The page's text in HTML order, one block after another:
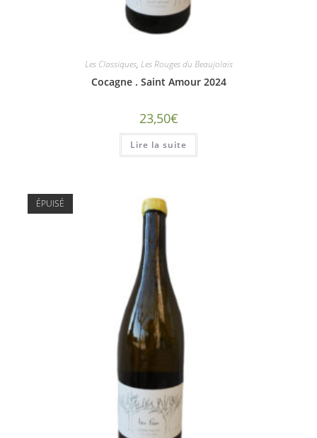
Les Classiques, Les Rouges du Beaujolais
Cocagne . Saint Amour 2024
23,50€
Lire la suite
ÉPUISÉ